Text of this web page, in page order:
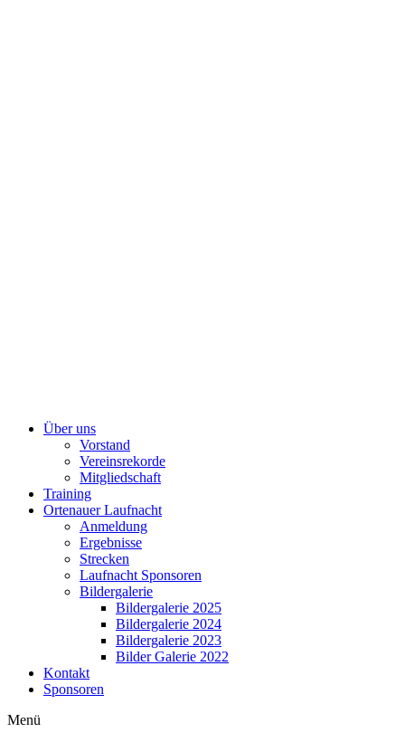
Über uns
Vorstand
Vereinsrekorde
Mitgliedschaft
Training
Ortenauer Laufnacht
Anmeldung
Ergebnisse
Strecken
Laufnacht Sponsoren
Bildergalerie
Bildergalerie 2025
Bildergalerie 2024
Bildergalerie 2023
Bilder Galerie 2022
Kontakt
Sponsoren
Menü